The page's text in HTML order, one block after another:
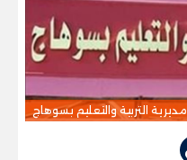
مديرية التربية والتعليم بسوهاج